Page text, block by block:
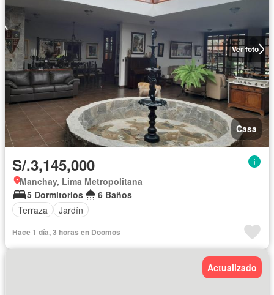
Ver foto
Casa
S/.3,145,000
Manchay, Lima Metropolitana
5 Dormitorios
6 Baños
Terraza
Jardín
Hace 1 día, 3 horas en Doomos
Actualizado